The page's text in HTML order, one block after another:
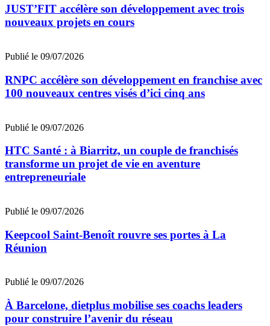
JUST’FIT accélère son développement avec trois
nouveaux projets en cours
Publié le 09/07/2026
RNPC accélère son développement en franchise avec
100 nouveaux centres visés d’ici cinq ans
Publié le 09/07/2026
HTC Santé : à Biarritz, un couple de franchisés
transforme un projet de vie en aventure
entrepreneuriale
Publié le 09/07/2026
Keepcool Saint-Benoît rouvre ses portes à La
Réunion
Publié le 09/07/2026
À Barcelone, dietplus mobilise ses coachs leaders
pour construire l’avenir du réseau